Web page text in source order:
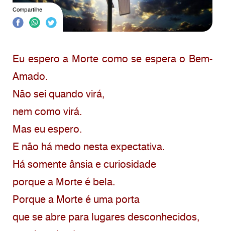
Compartilhe
Eu espero a Morte como se espera o Bem-
Amado.
Não sei quando virá,
nem como virá.
Mas eu espero.
E não há medo nesta expectativa.
Há somente ânsia e curiosidade
porque a Morte é bela.
Porque a Morte é uma porta
que se abre para lugares desconhecidos,